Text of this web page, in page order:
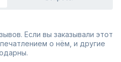
Если вы заказывали этот
о нём, и другие